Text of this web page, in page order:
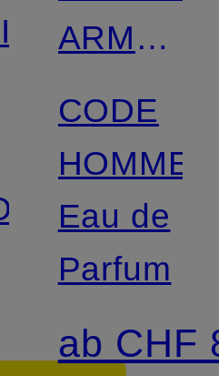
ARMANI
BEAUTY
CODE
HOMME
Eau de
Parfum
ab CHF